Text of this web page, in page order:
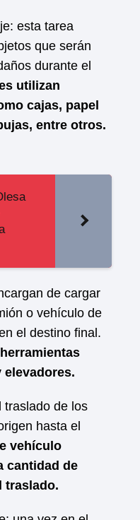
esta tarea
que serán
durante el
utilizan
cajas, papel
entre otros.
de cargar
o vehículo de
el destino final.
traslado de los
hasta el
vehículo
cantidad de
traslado.